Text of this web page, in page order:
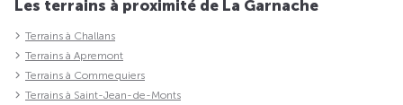
Les terrains à proximité de La Garnache
Terrains à Challans
Terrains à Apremont
Terrains à Commequiers
Terrains à Saint-Jean-de-Monts